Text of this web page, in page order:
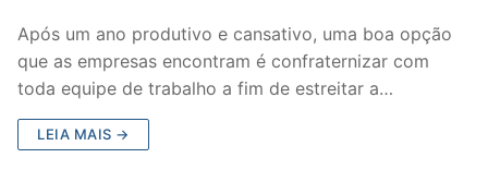
Após um ano produtivo e cansativo, uma boa opção
que as empresas encontram é confraternizar com
toda equipe de trabalho a fim de estreitar a…
LEIA MAIS →